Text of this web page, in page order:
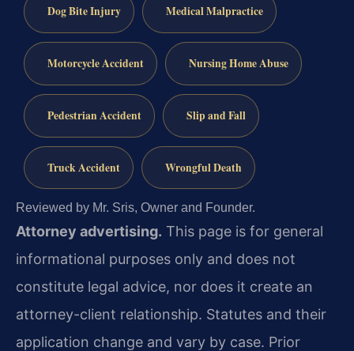
Dog Bite Injury Medical Malpractice
Motorcycle Accident Nursing Home Abuse
Pedestrian Accident Slip and Fall
Truck Accident Wrongful Death
Reviewed by Mr. Sris, Owner and Founder.
Attorney advertising. This page is for general
informational purposes only and does not
constitute legal advice, nor does it create an
attorney-client relationship. Statutes and their
application change and vary by case. Prior